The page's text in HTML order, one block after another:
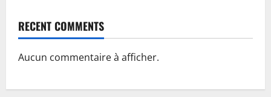
RECENT COMMENTS
Aucun commentaire à afficher.